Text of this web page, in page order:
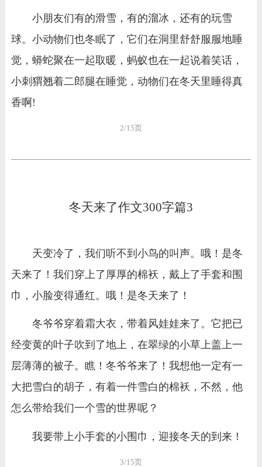
小朋友们有的滑雪，有的溜冰，还有的玩雪
球。小动物们也冬眠了，它们在洞里舒舒服服地睡
觉，蟒蛇聚在一起取暖，蚂蚁也在一起说着笑话，
小刺猬翘着二郎腿在睡觉，动物们在冬天里睡得真
香啊!
2/15页
冬天来了作文300字篇3
天变冷了，我们听不到小鸟的叫声。哦！是冬
天来了！我们穿上了厚厚的棉袄，戴上了手套和围
巾，小脸变得通红。哦！是冬天来了！
冬爷爷穿着霜大衣，带着风娃娃来了。它把已
经变黄的叶子吹到了地上，在翠绿的小草上盖上一
层薄薄的被子。瞧！冬爷爷来了！我想他一定有一
大把雪白的胡子，有着一件雪白的棉袄，不然，他
怎么带给我们一个雪的世界呢？
我要带上小手套的小围巾，迎接冬天的到来！
3/15页